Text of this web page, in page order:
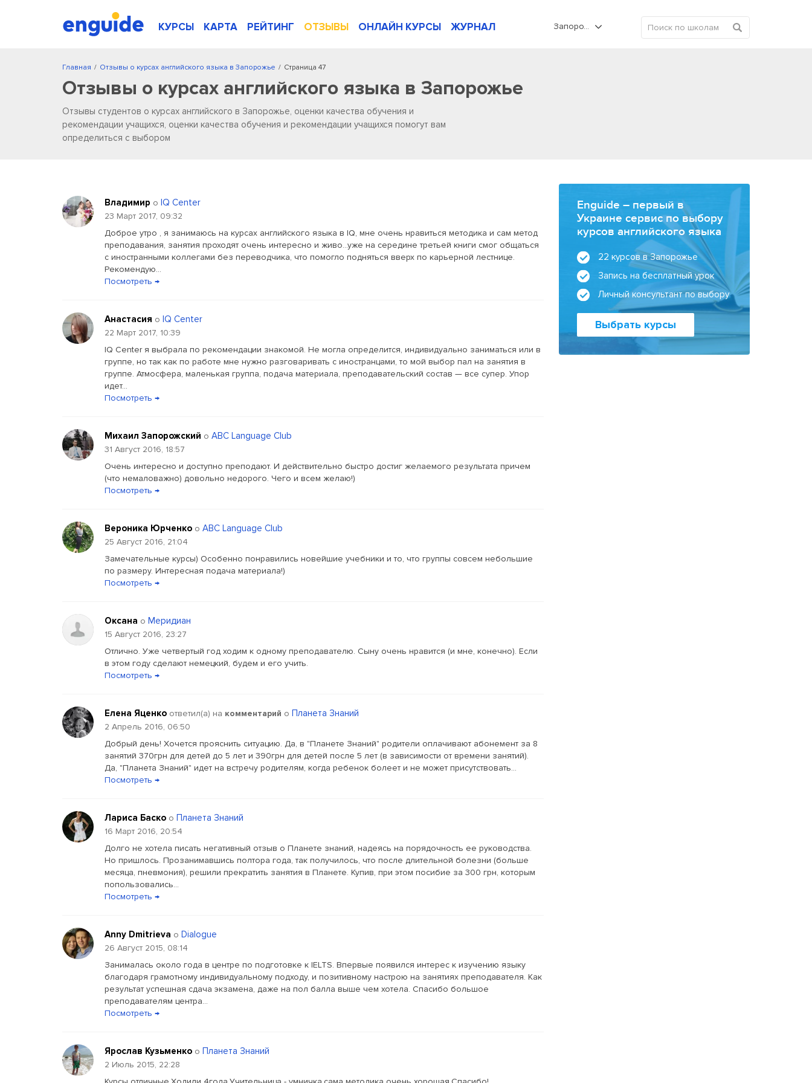
КУРСЫ КАРТА РЕЙТИНГ ОТЗЫВЫ ОНЛАЙН КУРСЫ ЖУРНАЛ Запорожье
/
Главная /
Отзывы о курсах английского языка в Запорожье Страница 47
Отзывы о курсах английского языка в Запорожье
Отзывы студентов о курсах английского в Запорожье, оценки качества обучения и
рекомендации учащихся, оценки качества обучения и рекомендации учащихся помогут вам
определиться с выбором
Владимир о IQ Center
23 Март 2017, 09:32
Доброе утро , я занимаюсь на курсах английского языка в IQ, мне очень нравиться методика и сам метод
преподавания, занятия проходят очень интересно и живо...уже на середине третьей книги смог общаться
с иностранными коллегами без переводчика, что помогло подняться вверх по карьерной лестнице.
Рекомендую...
Посмотреть →
Анастасия о IQ Center
22 Март 2017, 10:39
IQ Center я выбрала по рекомендации знакомой. Не могла определится, индивидуально заниматься или в
группе, но так как по работе мне нужно разговаривать с иностранцами, то мой выбор пал на занятия в
группе. Атмосфера, маленькая группа, подача материала, преподавательский состав — все супер. Упор
идет...
Посмотреть →
Михаил Запорожский о ABC Language Club
31 Август 2016, 18:57
Очень интересно и доступно преподают. И действительно быстро достиг желаемого результата причем
(что немаловажно) довольно недорого. Чего и всем желаю!)
Посмотреть →
Вероника Юрченко о ABC Language Club
25 Август 2016, 21:04
Замечательные курсы) Особенно понравились новейшие учебники и то, что группы совсем небольшие
по размеру. Интересная подача материала!)
Посмотреть →
Оксана о Меридиан
15 Август 2016, 23:27
Отлично. Уже четвертый год ходим к одному преподавателю. Сыну очень нравится (и мне, конечно). Если
в этом году сделают немецкий, будем и его учить.
Посмотреть →
Елена Яценко ответил(a) на комментарий о Планета Знаний
2 Апрель 2016, 06:50
Добрый день! Хочется прояснить ситуацию. Да, в "Планете Знаний" родители оплачивают абонемент за 8
занятий 370грн для детей до 5 лет и 390грн для детей после 5 лет (в зависимости от времени занятий).
Да, "Планета Знаний" идет на встречу родителям, когда ребенок болеет и не может присутствовать...
Посмотреть →
Лариса Баско о Планета Знаний
16 Март 2016, 20:54
Долго не хотела писать негативный отзыв о Планете знаний, надеясь на порядочность ее руководства.
Но пришлось. Прозанимавшись полтора года, так получилось, что после длительной болезни (больше
месяца, пневмония), решили прекратить занятия в Планете. Купив, при этом посибие за 300 грн, которым
попользовались...
Посмотреть →
Anny Dmitrieva о Dialogue
26 Август 2015, 08:14
Занималась около года в центре по подготовке к IELTS. Впервые появился интерес к изучению языку
благодаря грамотному индивидуальному подходу, и позитивному настрою на занятиях преподавателя. Как
результат успешная сдача экзамена, даже на пол балла выше чем хотела. Спасибо большое
преподавателям центра...
Посмотреть →
Ярослав Кузьменко о Планета Знаний
2 Июль 2015, 22:28
Enguide – первый в
Украине сервис по выбору
курсов английского языка
22 курсов в Запорожье
Запись на бесплатный урок
Личный консультант по выбору
Выбрать курсы